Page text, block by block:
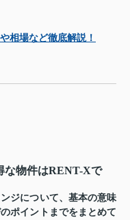
相場など徹底解説！
な物件はRENT-Xで
ジについて、基本の意味
ポイントまでをまとめて